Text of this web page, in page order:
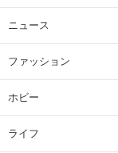
ニュース
ファッション
ホビー
ライフ